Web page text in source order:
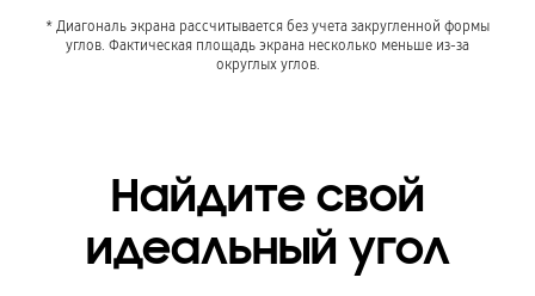
* Диагональ экрана рассчитывается без учета закругленной формы
углов. Фактическая площадь экрана несколько меньше из-за
округлых углов.
Найдите свой
идеальный угол